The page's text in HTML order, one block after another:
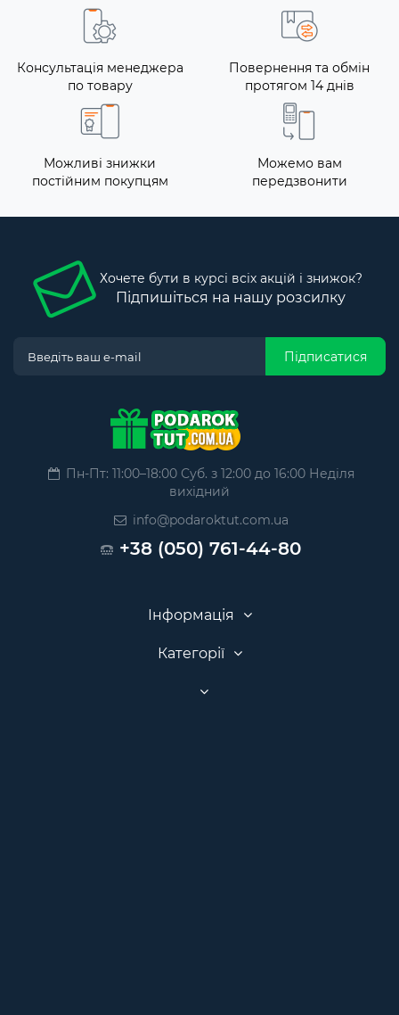
Консультація менеджера
по товару
Повернення та обмін
протягом 14 днів
Можливі знижки
постійним покупцям
Можемо вам
передзвонити
Хочете бути в курсі всіх акцій і знижок?
Підпишіться на нашу розсилку
Підписатися
Пн-Пт: 11:00–18:00 Суб. з 12:00 до 16:00 Неділя
вихідний
info@podaroktut.com.ua
+38 (050) 761-44-80
Інформація
Категорії